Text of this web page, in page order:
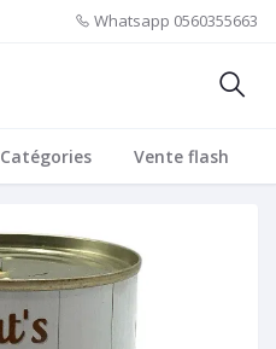
Whatsapp 0560355663
Catégories Vente flash